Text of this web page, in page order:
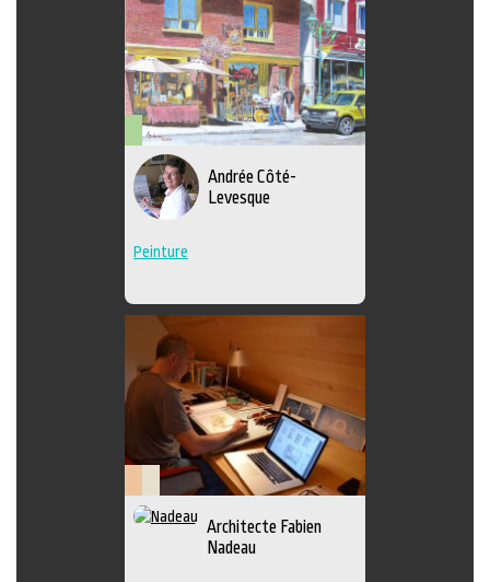
Arts
visuels
Andrée Côté-
Levesque
Peinture
Patrimoine
Savoir-
Architecte Fabien
Nadeau